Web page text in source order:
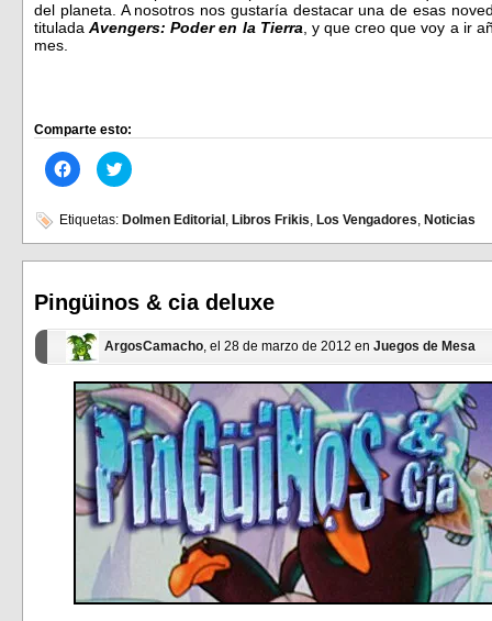
del planeta. A nosotros nos gustaría destacar una de esas
tituladaAvengers: Poder en la Tierra, y que creo que voy a ir
mes.
Comparte esto:
Haz
clic
en
Facebook
(Se
abre
ventana
nueva)
Haz
clic
en
(Se
abre
ventana
nueva)
Etiquetas: Dolmen Editorial , Libros Frikis, Los Vengadores, Noticias
Pingüinos & cia deluxe
ArgosCamacho, el 28 de marzo de 2012 en Juegos de Mesa